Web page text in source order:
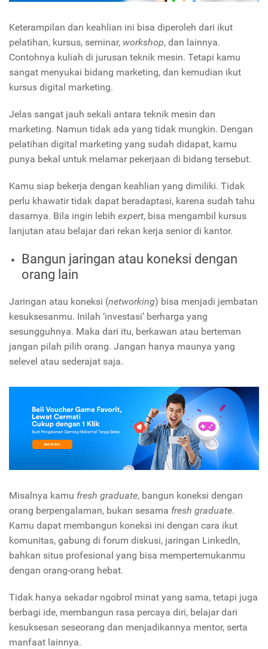
Keterampilan dan keahlian ini bisa diperoleh dari ikut
pelatihan, kursus, seminar, workshop, dan lainnya.
Contohnya kuliah di jurusan teknik mesin. Tetapi kamu
sangat menyukai bidang marketing, dan kemudian ikut
kursus digital marketing.
Jelas sangat jauh sekali antara teknik mesin dan
marketing. Namun tidak ada yang tidak mungkin. Dengan
pelatihan digital marketing yang sudah didapat, kamu
punya bekal untuk melamar pekerjaan di bidang tersebut.
Kamu siap bekerja dengan keahlian yang dimiliki. Tidak
perlu khawatir tidak dapat beradaptasi, karena sudah tahu
dasarnya. Bila ingin lebih expert, bisa mengambil kursus
lanjutan atau belajar dari rekan kerja senior di kantor.
Bangun jaringan atau koneksi dengan
orang lain
Jaringan atau koneksi (networking) bisa menjadi jembatan
kesuksesanmu. Inilah ‘investasi’ berharga yang
sesungguhnya. Maka dari itu, berkawan atau berteman
jangan pilah pilih orang. Jangan hanya maunya yang
selevel atau sederajat saja.
Misalnya kamu fresh graduate, bangun koneksi dengan
orang berpengalaman, bukan sesama fresh graduate.
Kamu dapat membangun koneksi ini dengan cara ikut
komunitas, gabung di forum diskusi, jaringan LinkedIn,
bahkan situs profesional yang bisa mempertemukanmu
dengan orang-orang hebat.
Tidak hanya sekadar ngobrol minat yang sama, tetapi juga
berbagi ide, membangun rasa percaya diri, belajar dari
kesuksesan seseorang dan menjadikannya mentor, serta
manfaat lainnya.